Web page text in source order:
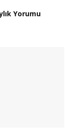
Yorumu